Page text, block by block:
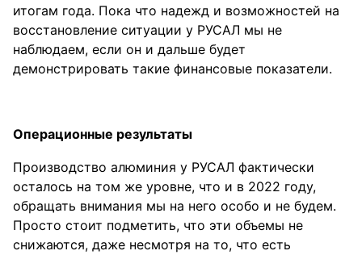
итогам года. Пока что надежд и возможностей на
восстановление ситуации у РУСАЛ мы не
наблюдаем, если он и дальше будет
демонстрировать такие финансовые показатели.
Операционные результаты
Производство алюминия у РУСАЛ фактически
осталось на том же уровне, что и в 2022 году,
обращать внимания мы на него особо и не будем.
Просто стоит подметить, что эти объемы не
снижаются, даже несмотря на то, что есть